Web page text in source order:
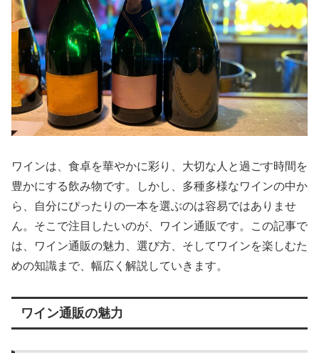
ワインは、食卓を華やかに彩り、大切な人と過ごす時間を
豊かにする飲み物です。しかし、多種多様なワインの中か
ら、自分にぴったりの一本を選ぶのは容易ではありませ
ん。そこで注目したいのが、ワイン通販です。この記事で
は、ワイン通販の魅力、選び方、そしてワインを楽しむた
めの知識まで、幅広く解説していきます。
ワイン通販の魅力